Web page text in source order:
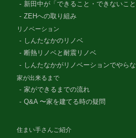
新田中が「できること・できないこと
ZEHへの取り組み
リノベーション
しんたなかのリノベ
断熱リノベと耐震リノベ
しんたなかがリノベーションでやら
家が出来るまで
家ができるまでの流れ
Q&A 〜家を建てる時の疑問
住まい手さんご紹介